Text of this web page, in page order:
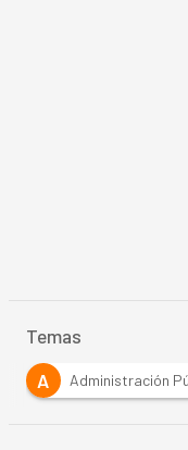
Temas
Pública C